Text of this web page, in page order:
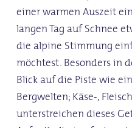
einer warmen Auszeit
langen Tag auf Schnee
die alpine Stimmung
möchtest. Besonders in
Blick auf die Piste wie
Bergwelten; Käse-,
unterstreichen dieses